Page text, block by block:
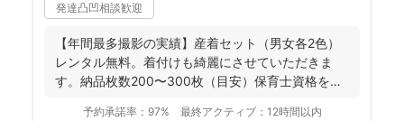
発達凸凹相談歓迎
【年間最多撮影の実績】産着セット（男女各2色）
レンタル無料。着付けも綺麗にさせていただきま
す。納品枚数200〜300枚（目安）保育士資格を持
予約承諾率： 97% 最終アクティブ： 12時間以内